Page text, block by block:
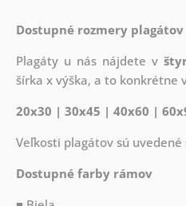
Dostupné rozmery plagátov
Plagáty u nás nájdete v
šírka x výška, a to konkrétne
20x30 | 30x45 | 40x60 |
Veľkosti plagátov sú uvedené
Dostupné farby rámov